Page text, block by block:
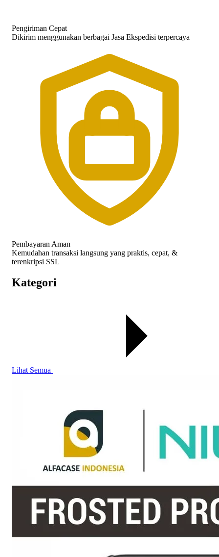
Pengiriman Cepat
Dikirim menggunakan berbagai Jasa Ekspedisi terpercaya
Pembayaran Aman
Kemudahan transaksi langsung yang praktis, cepat, &
terenkripsi SSL
Kategori
Lihat Semua